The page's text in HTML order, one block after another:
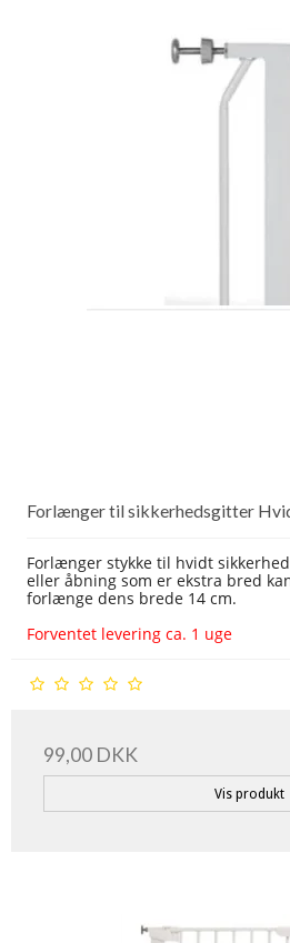
Forlænger til sikkerhedsgitter
Forlænger stykke til hvidt
eller åbning som er ekstra bred
forlænge dens brede 14 cm.
Forventet levering ca. 1 uge
99,00 DKK
Vis produkt